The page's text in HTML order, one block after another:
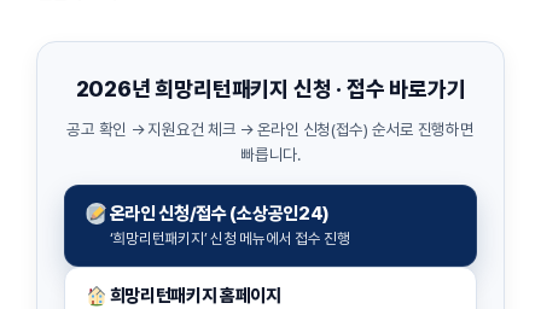
2026년 희망리턴패키지 신청 · 접수 바로가기
공고 확인 → 지원요건 체크 → 온라인 신청(접수) 순서로 진행하면
빠릅니다.
온라인 신청/접수 (소상공인24)
‘희망리턴패키지’ 신청 메뉴에서 접수 진행
희망리턴패키지 홈페이지